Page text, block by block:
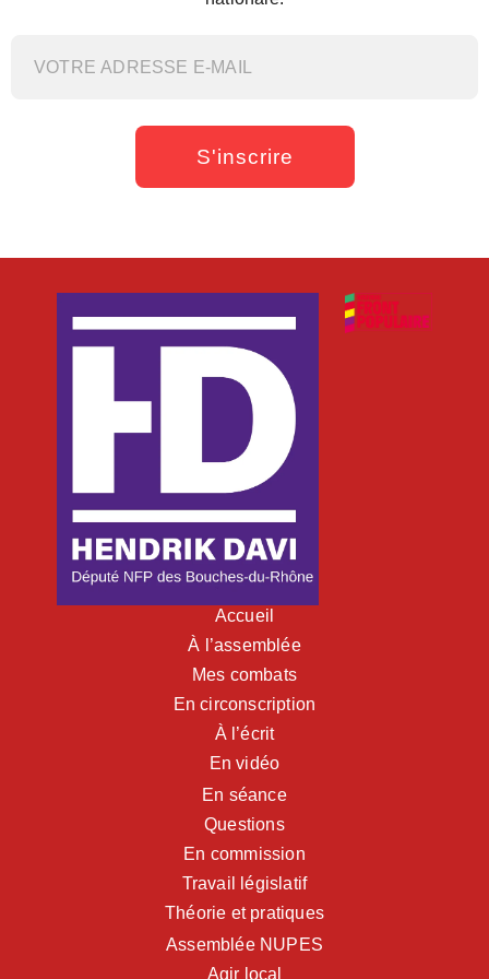
S'inscrire
Accueil
À l’assemblée
Mes combats
En circonscription
À l’écrit
En vidéo
En séance
Questions
En commission
Travail législatif
Théorie et pratiques
Assemblée NUPES
Agir local